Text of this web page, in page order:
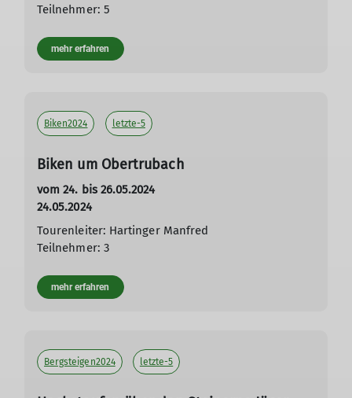
Teilnehmer: 5
mehr erfahren
Biken2024 letzte-5
Biken um Obertrubach
vom 24. bis 26.05.2024
24.05.2024
Tourenleiter: Hartinger Manfred
Teilnehmer: 3
mehr erfahren
Bergsteigen2024 letzte-5